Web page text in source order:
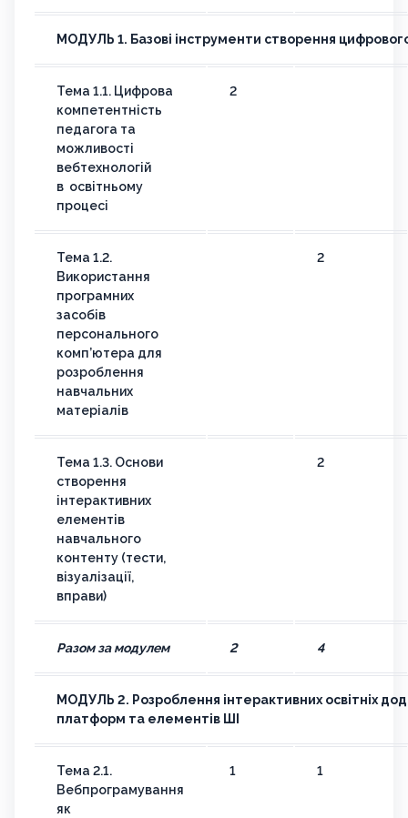
МОДУЛЬ 1. Базові інструменти створення
Тема 1.1. Цифрова
компетентність
педагога та
можливості
вебтехнологій
в освітньому
процесі
2
Тема 1.2.
Використання
програмних
засобів
персонального
комп’ютера для
розроблення
навчальних
матеріалів
2
Тема 1.3. Основи
створення
інтерактивних
елементів
навчального
контенту (тести,
візуалізації,
вправи)
2
Разом за модулем 2 4
МОДУЛЬ 2. Розроблення інтерактивних освітніх
платформ та елементів ШІ
Тема 2.1.
Вебпрограмування
як
1 1